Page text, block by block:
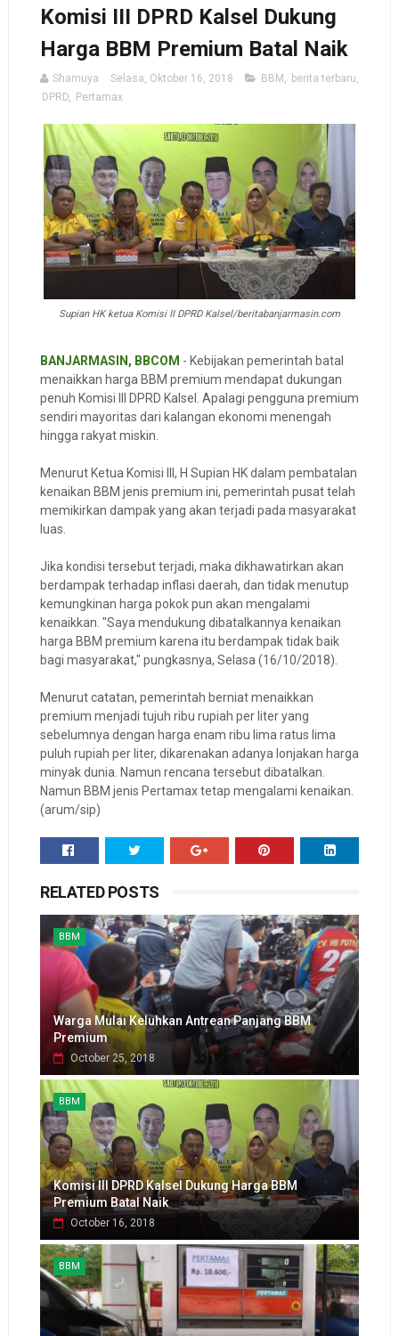
Komisi III DPRD Kalsel Dukung
Harga BBM Premium Batal Naik
Shamuya Selasa, Oktober 16, 2018 BBM , berita terbaru,
DPRD, Pertamax
Supian HK ketua Komisi II DPRD Kalsel/beritabanjarmasin.com
BANJARMASIN, BBCOM - Kebijakan pemerintah batal
menaikkan harga BBM premium mendapat dukungan
penuh Komisi III DPRD Kalsel. Apalagi pengguna premium
sendiri mayoritas dari kalangan ekonomi menengah
hingga rakyat miskin.
Menurut Ketua Komisi III, H Supian HK dalam pembatalan
kenaikan BBM jenis premium ini, pemerintah pusat telah
memikirkan dampak yang akan terjadi pada masyarakat
luas.
Jika kondisi tersebut terjadi, maka dikhawatirkan akan
berdampak terhadap inflasi daerah, dan tidak menutup
kemungkinan harga pokok pun akan mengalami
kenaikkan. "Saya mendukung dibatalkannya kenaikan
harga BBM premium karena itu berdampak tidak baik
bagi masyarakat," pungkasnya, Selasa (16/10/2018).
Menurut catatan, pemerintah berniat menaikkan
premium menjadi tujuh ribu rupiah per liter yang
sebelumnya dengan harga enam ribu lima ratus lima
puluh rupiah per liter, dikarenakan adanya lonjakan harga
minyak dunia. Namun rencana tersebut dibatalkan.
Namun BBM jenis Pertamax tetap mengalami kenaikan.
(arum/sip)
RELATED POSTS
BBM
Warga Mulai Keluhkan Antrean Panjang BBM
Premium
October 25, 2018
BBM
Komisi III DPRD Kalsel Dukung Harga BBM
Premium Batal Naik
October 16, 2018
BBM